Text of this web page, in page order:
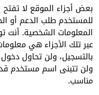
بعض أجزاء الموقع لا تفتح
للمستخدم طلب الدعم أو
المعلومات الشخصية. أنت
عبر تلك الأجزاء هي
بالتسجيل، ولن تحاول
ولن تتبنى اسم مستخدم قد
مناسب.